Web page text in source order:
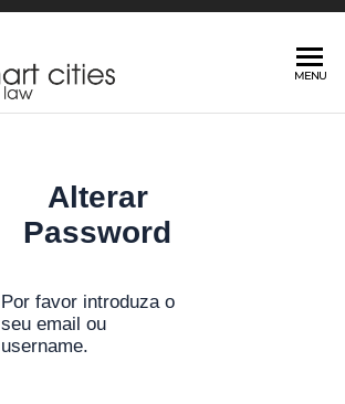
SMART
MENU
Alterar
Password
Por favor introduza o
seu email ou
username.